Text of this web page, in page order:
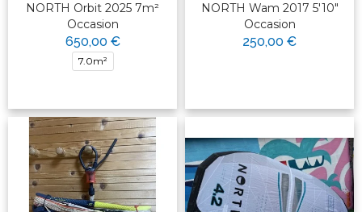
NORTH Orbit 2025 7m²
Occasion
650,00 €
7.0m²
NORTH Wam 2017 5'10"
Occasion
250,00 €